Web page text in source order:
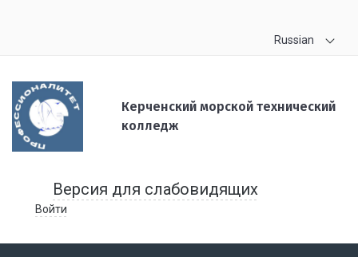
Russian
Керченский морской технический
колледж
Версия для слабовидящих
Войти